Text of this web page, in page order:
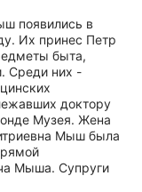
появились в
Их принес Петр
быта,
Среди них -
доктору
Музея. Жена
Мыш была
Мыша. Супруги